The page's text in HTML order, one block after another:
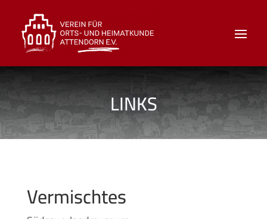
LINKS
Vermischtes